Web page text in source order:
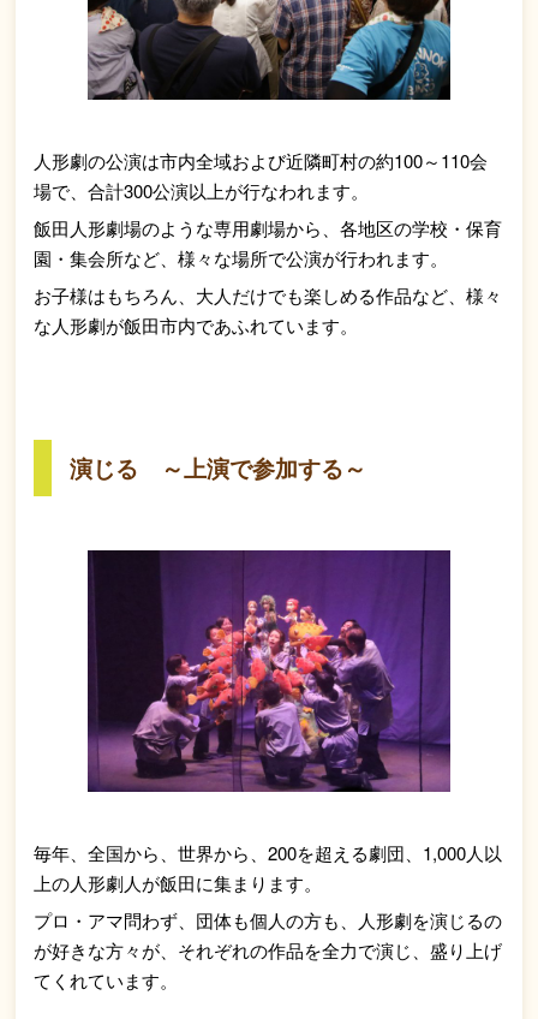
人形劇の公演は市内全域および近隣町村の約100～110会
場で、合計300公演以上が行なわれます。
飯田人形劇場のような専用劇場から、各地区の学校・保育
園・集会所など、様々な場所で公演が行われます。
お子様はもちろん、大人だけでも楽しめる作品など、様々
な人形劇が飯田市内であふれています。
演じる ～上演で参加する～
毎年、全国から、世界から、200を超える劇団、1,000人以
上の人形劇人が飯田に集まります。
プロ・アマ問わず、団体も個人の方も、人形劇を演じるの
が好きな方々が、それぞれの作品を全力で演じ、盛り上げ
てくれています。